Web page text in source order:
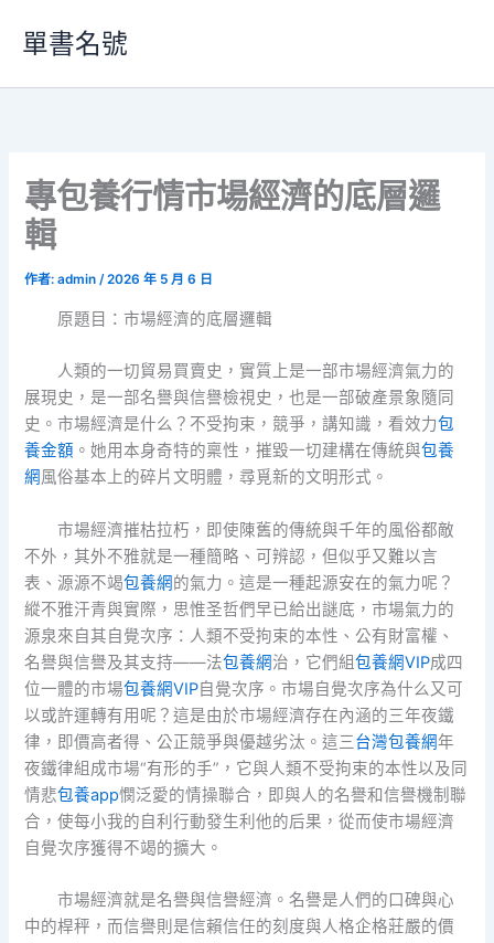
要
單書名號
專包養行情市場經濟的底層邏
輯
作者:admin/2026 年 5 月 6 日
原題目：市場經濟的底層邏輯
人類的一切貿易買賣史，實質上是一部市場經濟氣力的
展現史，是一部名譽與信譽檢視史，也是一部破產景象隨同
史。市場經濟是什么？不受拘束，競爭，講知識，看效力包
養金額 。她用本身奇特的稟性，摧毀一切建構在傳統與包養
網風俗基本上的碎片文明體，尋覓新的文明形式。
市場經濟摧枯拉朽，即使陳舊的傳統與千年的風俗都敵
不外，其外不雅就是一種簡略、可辨認，但似乎又難以言
表、源源不竭包養網的氣力。這是一種起源安在的氣力呢？
縱不雅汗青與實際，思惟圣哲們早已給出謎底，市場氣力的
源泉來自其自覺次序：人類不受拘束的本性、公有財富權、
名譽與信譽及其支持——法包養網治，它們組包養網VIP成四
位一體的市場包養網VIP自覺次序。市場自覺次序為什么又可
以或許運轉有用呢？這是由於市場經濟存在內涵的三年夜鐵
律，即價高者得、公正競爭與優越劣汰。這三台灣包養網年
夜鐵律組成市場“有形的手”，它與人類不受拘束的本性以及同
情悲包養app憫泛愛的情操聯合，即與人的名譽和信譽機制聯
合，使每小我的自利行動發生利他的后果，從而使市場經濟
自覺次序獲得不竭的擴大。
市場經濟就是名譽與信譽經濟。名譽是人們的口碑與心
中的桿秤，而信譽則是信賴信任的刻度與人格企格莊嚴的價